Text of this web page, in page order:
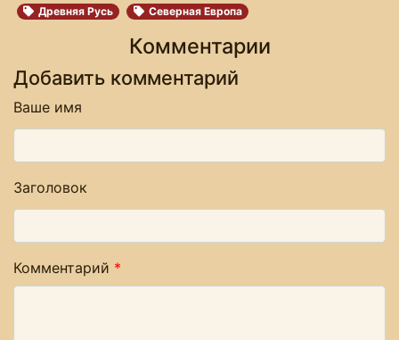
Древняя Русь Северная Европа
Комментарии
Добавить комментарий
Ваше имя
Заголовок
Комментарий *